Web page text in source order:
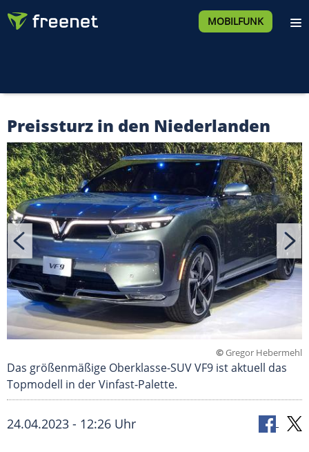
MOBILFUNK
Preissturz in den Niederlanden
©Gregor Hebermehl
Das größenmäßige Oberklasse-SUV VF9 ist aktuell das
Topmodell in der Vinfast-Palette.
24.04.2023 - 12:26 Uhr